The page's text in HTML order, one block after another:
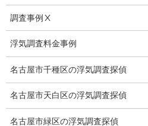
法人調査
企業調査
愛知探偵
愛知県探偵
調査事例Ⅹ
浮気調査料金事例
名古屋市千種区の浮気調査探偵
名古屋市天白区の浮気調査探偵
名古屋市緑区の浮気調査探偵